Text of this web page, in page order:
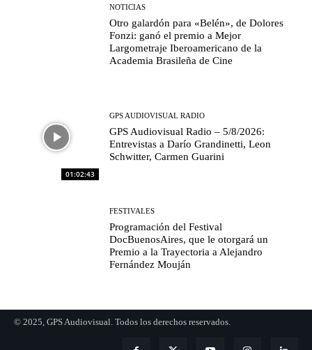
NOTICIAS
Otro galardón para «Belén», de Dolores
Fonzi: ganó el premio a Mejor
Largometraje Iberoamericano de la
Academia Brasileña de Cine
01:02:43
GPS AUDIOVISUAL RADIO
GPS Audiovisual Radio – 5/8/2026:
Entrevistas a Darío Grandinetti, Leon
Schwitter, Carmen Guarini
FESTIVALES
Programación del Festival
DocBuenosAires, que le otorgará un
Premio a la Trayectoria a Alejandro
Fernández Mouján
© 2025, GPS Audiovisual. Todos los derechos reservados.